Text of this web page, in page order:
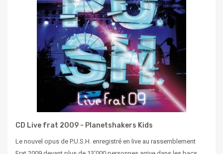
CD Live frat 2009 - Planetshakers Kids
Le nouvel opus de P.U.S.H. enregistré en live au rassemblement